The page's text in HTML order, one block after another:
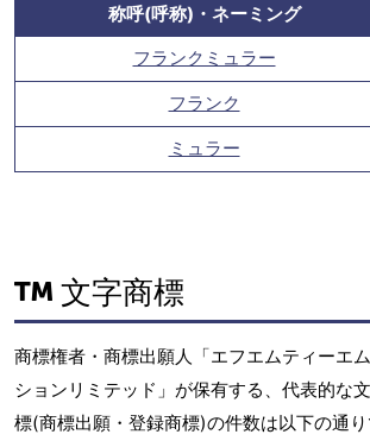
称呼(呼称)・ネーミング
フランクミュラー
フランク
ミュラー
文字商標
商標権者・商標出願人「エフエムティーエ
ションリミテッド」が保有する、代表的な
標(商標出願・登録商標)の件数は以下の通り